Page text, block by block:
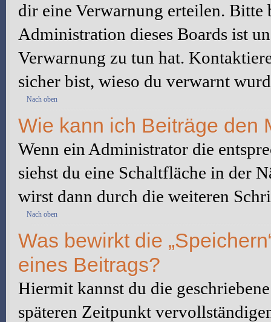
dir eine Verwarnung erteilen. Bitte
Administration dieses Boards ist
Verwarnung zu tun hat.
sicher bist, wieso du verwarnt
Nach oben
Wie kann ich Beiträge den
Wenn ein Administrator die
siehst du eine Schaltfläche in der
wirst dann durch die weiteren
Nach oben
Was bewirkt die
eines Beitrags?
Hiermit kannst du die
späteren Zeitpunkt